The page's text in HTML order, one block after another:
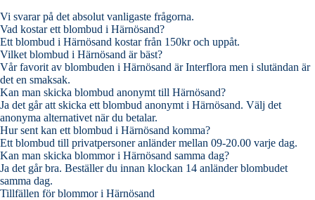
Vi svarar på det absolut vanligaste frågorna.
Vad kostar ett blombud i Härnösand?
Ett blombud i Härnösand kostar från 150kr och uppåt.
Vilket blombud i Härnösand är bäst?
Vår favorit av blombuden i Härnösand är Interflora men i slutändan är
det en smaksak.
Kan man skicka blombud anonymt till Härnösand?
Ja det går att skicka ett blombud anonymt i Härnösand. Välj det
anonyma alternativet när du betalar.
Hur sent kan ett blombud i Härnösand komma?
Ett blombud till privatpersoner anländer mellan 09-20.00 varje dag.
Kan man skicka blommor i Härnösand samma dag?
Ja det går bra. Beställer du innan klockan 14 anländer blombudet
samma dag.
Tillfällen för blommor i Härnösand